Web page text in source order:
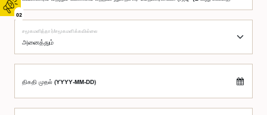
02
சமூகமளித்தார்/சமூகமளிக்கவில்லை
திகதி முதல் (YYYY-MM-DD)